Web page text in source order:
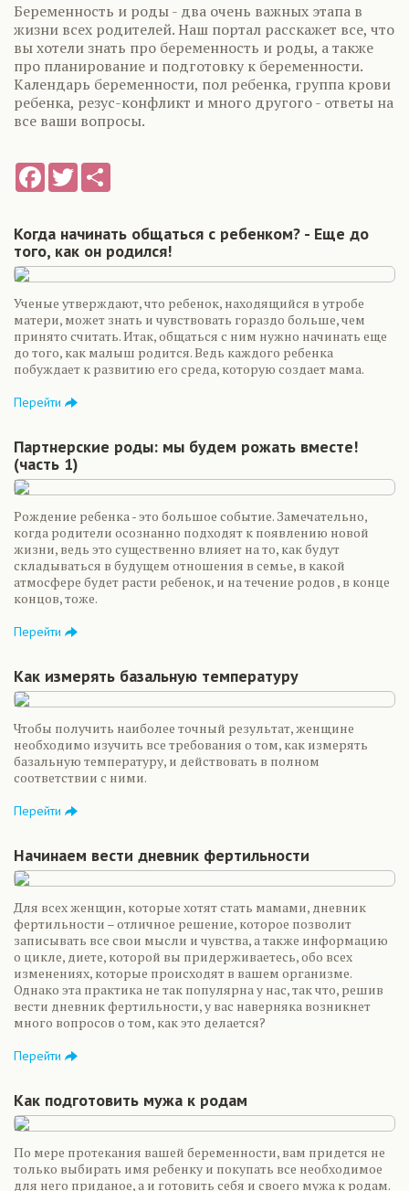
Беременность и роды - два очень важных этапа в
жизни всех родителей. Наш портал расскажет все, что
вы хотели знать про беременность и роды, а также
про планирование и подготовку к беременности.
Календарь беременности, пол ребенка, группа крови
ребенка, резус-конфликт и много другого - ответы на
все ваши вопросы.
FacebookTwitter
Когда начинать общаться с ребенком? - Еще до
того, как он родился!
Ученые утверждают, что ребенок, находящийся в утробе
матери, может знать и чувствовать гораздо больше, чем
принято считать. Итак, общаться с ним нужно начинать еще
до того, как малыш родится. Ведь каждого ребенка
побуждает к развитию его среда, которую создает мама.
Перейти
Партнерские роды: мы будем рожать вместе!
(часть 1)
Рождение ребенка - это большое событие. Замечательно,
когда родители осознанно подходят к появлению новой
жизни, ведь это существенно влияет на то, как будут
складываться в будущем отношения в семье, в какой
атмосфере будет расти ребенок, и на течение родов , в конце
концов, тоже.
Перейти
Как измерять базальную температуру
Чтобы получить наиболее точный результат, женщине
необходимо изучить все требования о том, как измерять
базальную температуру, и действовать в полном
соответствии с ними.
Перейти
Начинаем вести дневник фертильности
Для всех женщин, которые хотят стать мамами, дневник
фертильности – отличное решение, которое позволит
записывать все свои мысли и чувства, а также информацию
о цикле, диете, которой вы придерживаетесь, обо всех
изменениях, которые происходят в вашем организме.
Однако эта практика не так популярна у нас, так что, решив
вести дневник фертильности, у вас наверняка возникнет
много вопросов о том, как это делается?
Перейти
Как подготовить мужа к родам
По мере протекания вашей беременности, вам придется не
только выбирать имя ребенку и покупать все необходимое
для него приданое, а и готовить себя и своего мужа к родам.